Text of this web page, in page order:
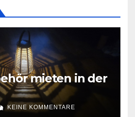
mieten in der
KEINE KOMMENTARE